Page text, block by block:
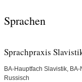
Sprachen
Sprachpraxis
BA-Hauptfach Slavistik,
Russisch